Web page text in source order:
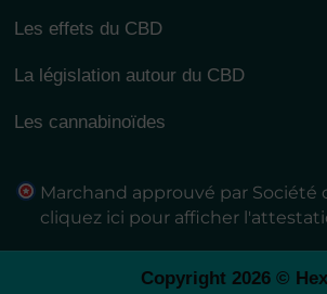
Les effets du CBD
La législation autour du CBD
Les cannabinoïdes
Marchand approuvé par Société
cliquez ici pour afficher
Copyright 2026 ©